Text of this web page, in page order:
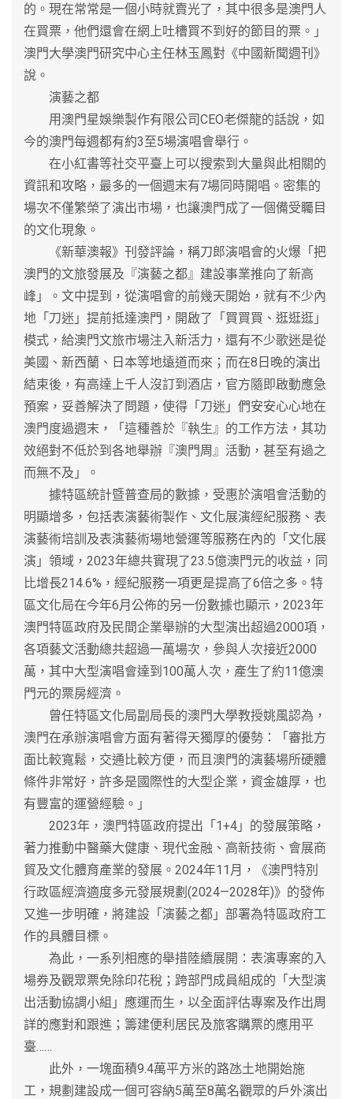
的。現在常常是一個小時就賣光了，其中很多是澳門人
在買票，他們還會在網上吐槽買不到好的節目的票。」
澳門大學澳門研究中心主任林玉鳳對《中國新聞週刊》
說。
演藝之都
用澳門星娛樂製作有限公司CEO老傑龍的話說，如
今的澳門每週都有約3至5場演唱會舉行。
在小紅書等社交平臺上可以搜索到大量與此相關的
資訊和攻略，最多的一個週末有7場同時開唱。密集的
場次不僅繁榮了演出市場，也讓澳門成了一個備受矚目
的文化現象。
《新華澳報》刊發評論，稱刀郎演唱會的火爆「把
澳門的文旅發展及『演藝之都』建設事業推向了新高
峰」。文中提到，從演唱會的前幾天開始，就有不少內
地「刀迷」提前抵達澳門，開啟了「買買買、逛逛逛」
模式，給澳門文旅市場注入新活力，還有不少歌迷是從
美國、新西蘭、日本等地遠道而來；而在8日晚的演出
結束後，有高達上千人沒訂到酒店，官方隨即啟動應急
預案，妥善解決了問題，使得「刀迷」們安安心心地在
澳門度過週末，「這種善於『執生』的工作方法，其功
效絕對不低於到各地舉辦『澳門周』活動，甚至有過之
而無不及」。
據特區統計暨普查局的數據，受惠於演唱會活動的
明顯增多，包括表演藝術製作、文化展演經紀服務、表
演藝術培訓及表演藝術場地營運等服務在內的「文化展
演」領域，2023年總共實現了23.5億澳門元的收益，同
比增長214.6%，經紀服務一項更是提高了6倍之多。特
區文化局在今年6月公佈的另一份數據也顯示，2023年
澳門特區政府及民間企業舉辦的大型演出超過2000項，
各項藝文活動總共超過一萬場次，參與人次接近2000
萬，其中大型演唱會達到100萬人次，產生了約11億澳
門元的票房經濟。
曾任特區文化局副局長的澳門大學教授姚風認為，
澳門在承辦演唱會方面有著得天獨厚的優勢：「審批方
面比較寬鬆，交通比較方便，而且澳門的演藝場所硬體
條件非常好，許多是國際性的大型企業，資金雄厚，也
有豐富的運營經驗。」
2023年，澳門特區政府提出「1+4」的發展策略，
著力推動中醫藥大健康、現代金融、高新技術、會展商
貿及文化體育產業的發展。2024年11月，《澳門特別
行政區經濟適度多元發展規劃(2024—2028年)》的發佈
又進一步明確，將建設「演藝之都」部署為特區政府工
作的具體目標。
為此，一系列相應的舉措陸續展開：表演專案的入
場券及觀眾票免除印花稅；跨部門成員組成的「大型演
出活動協調小組」應運而生，以全面評估專案及作出周
詳的應對和跟進；籌建便利居民及旅客購票的應用平
臺……
此外，一塊面積9.4萬平方米的路氹土地開始施
工，規劃建設成一個可容納5萬至8萬名觀眾的戶外演出